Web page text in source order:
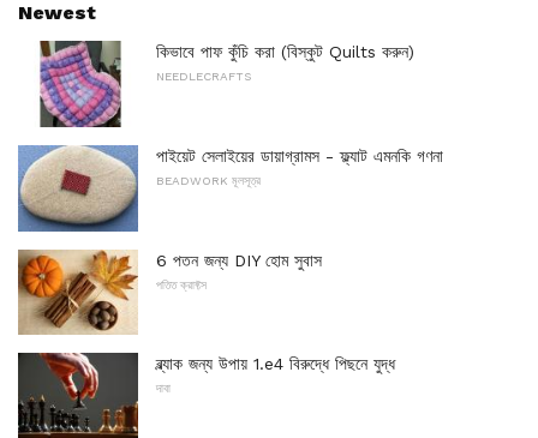
Newest
কিভাবে পাফ কুঁচি করা (বিস্কুট Quilts করুন)
NEEDLECRAFTS
পাইয়েট সেলাইয়ের ডায়াগ্রামস - ফ্ল্যাট এমনকি গণনা
BEADWORK মূলসূত্র
6 পতন জন্য DIY হোম সুবাস
পতিত ক্রাফ্টস
ব্ল্যাক জন্য উপায় 1.e4 বিরুদ্ধে পিছনে যুদ্ধ
দাবা